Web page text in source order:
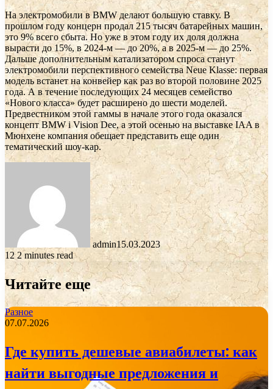
На электромобили в BMW делают большую ставку. В
прошлом году концерн продал 215 тысяч батарейных машин,
это 9% всего сбыта. Но уже в этом году их доля должна
вырасти до 15%, в 2024-м — до 20%, а в 2025-м — до 25%.
Дальше дополнительным катализатором спроса станут
электромобили перспективного семейства Neue Klasse: первая
модель встанет на конвейер как раз во второй половине 2025
года. А в течение последующих 24 месяцев семейство
«Нового класса» будет расширено до шести моделей.
Предвестником этой гаммы в начале этого года оказался
концепт BMW i Vision Dee, а этой осенью на выставке IAA в
Мюнхене компания обещает представить еще один
тематический шоу-кар.
admin15.03.2023
122 minutes read
Читайте еще
Разное
07.07.2026
Где купить дешевые авиабилеты: как
найти выгодные предложения и